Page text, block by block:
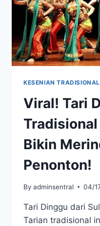
SOROTAN
KESENIAN TRADISIONAL
Viral! Tari
Bikin
Penonton!
By adminsentral 04/
Tari Dinggu dari
Tarian tradisional